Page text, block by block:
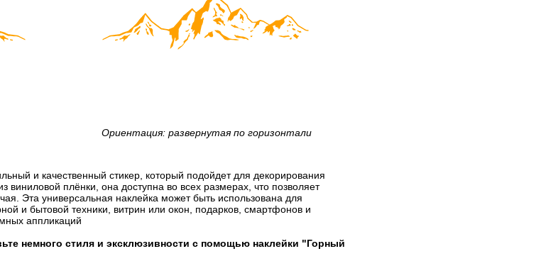
Ориентация: развернутая по горизонтали
и качественный стикер, который подойдет для декорирования
виниловой плёнки, она доступна во всех размерах, что позволяет
Эта универсальная наклейка может быть использована для
и бытовой техники, витрин или окон, подарков, смартфонов и
аппликаций
немного стиля и эксклюзивности с помощью наклейки "Горный